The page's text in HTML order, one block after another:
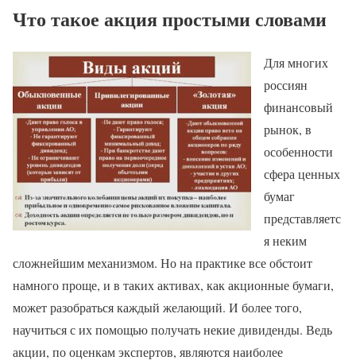
Что такое акция простыми словами
Для многих
россиян
финансовый
рынок, в
особенности
сфера ценных
бумаг
представляетс
я неким
сложнейшим механизмом. Но на практике все обстоит
намного проще, и в таких активах, как акционные бумаги,
может разобраться каждый желающий. И более того,
научиться с их помощью получать некие дивиденды. Ведь
акции, по оценкам экспертов, являются наиболее